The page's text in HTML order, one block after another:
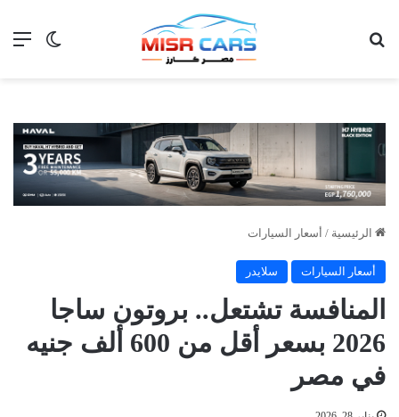
الوضع
الرئيسية / أسعار السيارات
أسعار السيارات سلايدر
المنافسة تشتعل.. بروتون ساجا
2026 بسعر أقل من 600 ألف جنيه
في مصر